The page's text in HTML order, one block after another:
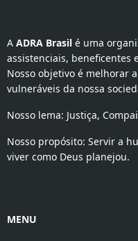
A ADRA Brasil é uma
assistenciais, beneficentes
Nosso objetivo é melhorar
vulneráveis da nossa
Nosso lema: Justiça,
Nosso propósito: Servir a
viver como Deus planejou.
MENU